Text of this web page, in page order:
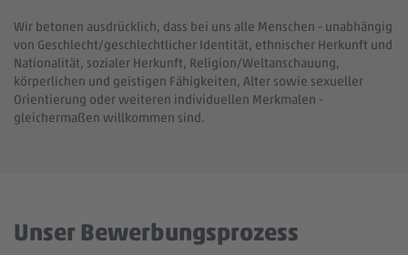
Wir betonen ausdrücklich, dass bei uns alle Menschen - unabhängig
von Geschlecht/geschlechtlicher Identität, ethnischer Herkunft und
Nationalität, sozialer Herkunft, Religion/Weltanschauung,
körperlichen und geistigen Fähigkeiten, Alter sowie sexueller
Orientierung oder weiteren individuellen Merkmalen -
gleichermaßen willkommen sind.
Unser Bewerbungsprozess